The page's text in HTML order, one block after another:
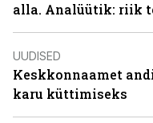
alla. Analüütik: riik
UUDISED
Keskkonnaamet
karu küttimiseks